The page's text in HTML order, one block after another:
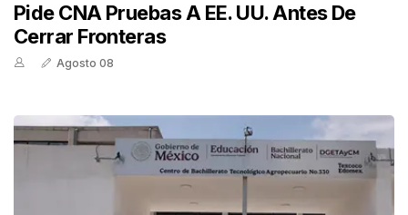
Pide CNA Pruebas A EE. UU. Antes De
Cerrar Fronteras
Agosto 08